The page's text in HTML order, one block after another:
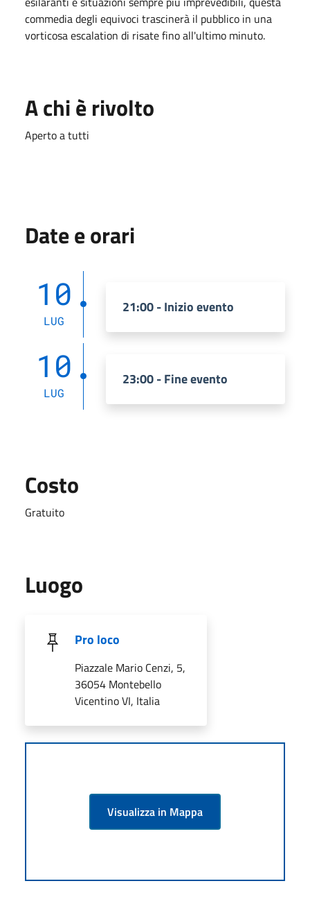
commedia degli equivoci trascinerà il pubblico in una
vorticosa escalation di risate fino all'ultimo minuto.
A chi è rivolto
Aperto a tutti
Date e orari
10
LUG
21:00 - Inizio evento
10
LUG
23:00 - Fine evento
Costo
Gratuito
Luogo
Pro loco
Piazzale Mario Cenzi, 5,
36054 Montebello
Vicentino VI, Italia
Visualizza in Mappa